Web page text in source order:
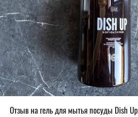
Отзыв на гель для мытья посуды Dish Up